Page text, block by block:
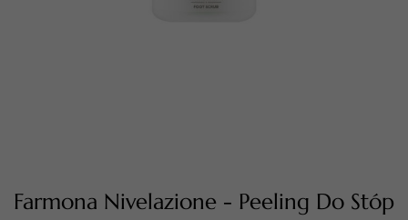
Farmona Nivelazione - Peeling Do Stóp